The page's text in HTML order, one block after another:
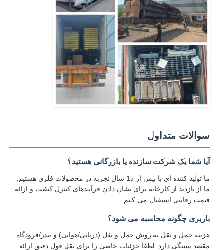
سوالات متداول
آیا شما یک شرکت سازنده یا بازرگانی هستید؟
ما تولید کننده ای با بیش از 15 سال تجربه در محصولات فلزی هستیم.
ما از بازدید از کارخانه برای نشان دادن فرآیندهای کنترل کیفیت و ارائه
قیمت رقابتی استقبال می کنیم.
باربری چگونه محاسبه می شود؟
هزینه حمل و نقل به روش حمل و نقل (دریایی/هوایی) و بندر/فرودگاه
مقصد بستگی دارد. لطفا جزئیات خاصی را برای نقل قول دقیق ارائه